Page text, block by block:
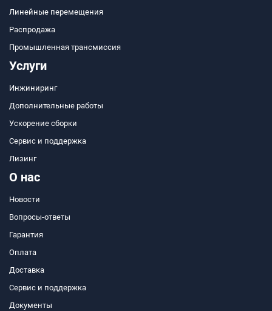
Линейные перемещения
Распродажа
Промышленная трансмиссия
Услуги
Инжиниринг
Дополнительные работы
Ускорение сборки
Сервис и поддержка
Лизинг
О нас
Новости
Вопросы-ответы
Гарантия
Оплата
Доставка
Сервис и поддержка
Документы